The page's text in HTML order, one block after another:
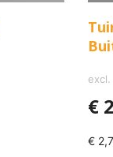
€
€